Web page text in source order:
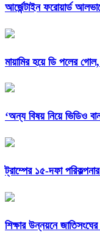
আর্জেন্টাইন ফরোয়ার্ড
মায়ামির হয়ে ডি পলের
‘অন্য বিষয় নিয়ে ভিডিও
ট্রাম্পের ১৫-দফা
শিক্ষার উন্নয়নে জাতিসংঘের